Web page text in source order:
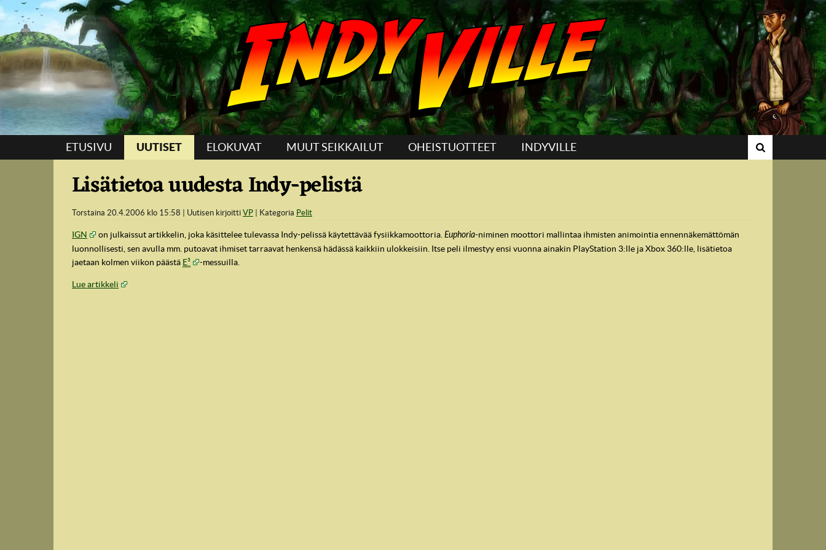
Suoraan sisältöön
ETUSIVU UUTISET ELOKUVAT MUUT SEIKKAILUT OHEISTUOTTEET INDYVILLE
Lisätietoa uudesta Indy-pelistä
Torstaina 20.4.2006 klo 15:58 Uutisen kirjoitti VP Kategoria Pelit
IGN on julkaissut artikkelin, joka käsittelee tulevassa Indy-pelissä käytettävää fysiikkamoottoria. Euphoria-niminen moottori mallintaa ihmisten animointia ennennäkemättömän
luonnollisesti, sen avulla mm. putoavat ihmiset tarraavat henkensä hädässä kaikkiin ulokkeisiin. Itse peli ilmestyy ensi vuonna ainakin PlayStation 3:lle ja Xbox 360:lle, lisätietoa
jaetaan kolmen viikon päästä E³ -messuilla.
Lue artikkeli